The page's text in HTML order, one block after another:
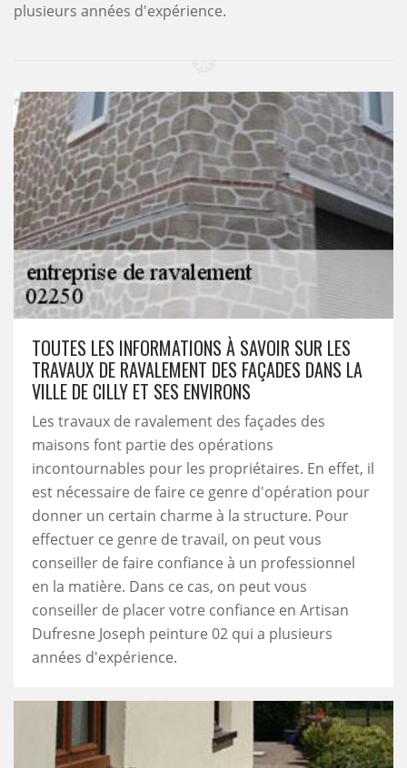
plusieurs années d'expérience.
TOUTES LES INFORMATIONS À SAVOIR SUR LES
TRAVAUX DE RAVALEMENT DES FAÇADES DANS LA
VILLE DE CILLY ET SES ENVIRONS
Les travaux de ravalement des façades des
maisons font partie des opérations
incontournables pour les propriétaires. En effet, il
est nécessaire de faire ce genre d'opération pour
donner un certain charme à la structure. Pour
effectuer ce genre de travail, on peut vous
conseiller de faire confiance à un professionnel
en la matière. Dans ce cas, on peut vous
conseiller de placer votre confiance en Artisan
Dufresne Joseph peinture 02 qui a plusieurs
années d'expérience.